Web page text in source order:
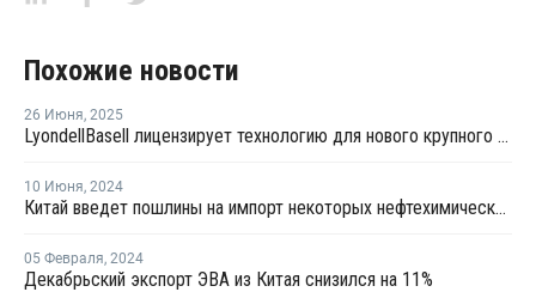
Похожие новости
26 Июня, 2025
LyondellBasell лицензирует технологию для нового крупного китайского полиолефинового комплекса
10 Июня, 2024
Китай введет пошлины на импорт некоторых нефтехимических продуктов из Тайваня
05 Февраля, 2024
Декабрьский экспорт ЭВА из Китая снизился на 11%